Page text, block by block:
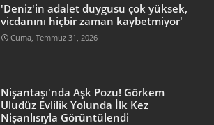
'Deniz'in adalet duygusu çok yüksek,
vicdanını hiçbir zaman kaybetmiyor'
Cuma, Temmuz 31, 2026
Nişantaşı'nda Aşk Pozu! Görkem
Uludüz Evlilik Yolunda İlk Kez
Nişanlısıyla Görüntülendi